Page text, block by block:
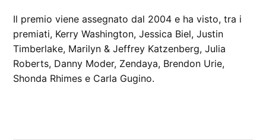
Il premio viene assegnato dal 2004 e ha visto, tra i
premiati, Kerry Washington, Jessica Biel, Justin
Timberlake, Marilyn & Jeffrey Katzenberg, Julia
Roberts, Danny Moder, Zendaya, Brendon Urie,
Shonda Rhimes e Carla Gugino.